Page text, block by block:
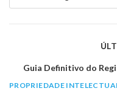
Guia Definitivo do
PROPRIEDADE